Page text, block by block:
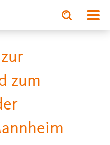
Toggle
search
input
Toggle
search
input
zum